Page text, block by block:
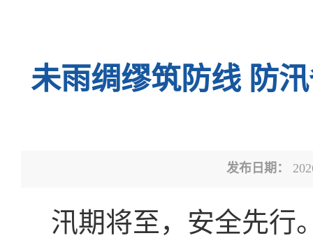
未雨绸缪筑防线 防
发布日期：
汛期将至，安全先行